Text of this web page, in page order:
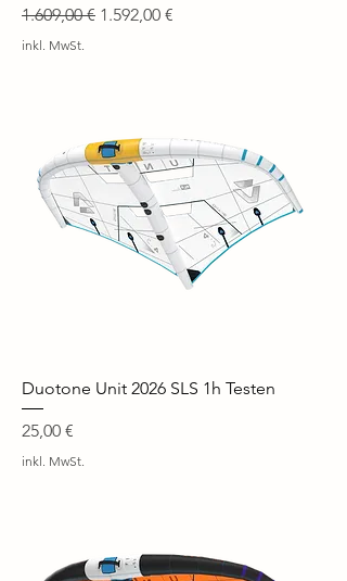
Standardpreis
1.609,00 € Sale-Preis
1.592,00 €
inkl. MwSt.
Duotone Unit 2026 SLS 1h Testen
Preis
25,00 €
inkl. MwSt.